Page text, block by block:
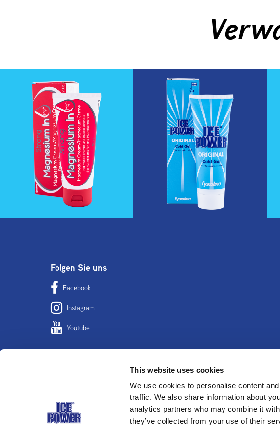
Wir verwenden Cookies auf unseren
Websites, um sicherzustellen, dass Sie die
This website uses cookies
We use cookies to personalise content
traffic. We also share information about
analytics partners who may combine it
they’ve collected from your use of their
Folgen Sie uns
Facebook
Instagram
Youtube
Anwendung